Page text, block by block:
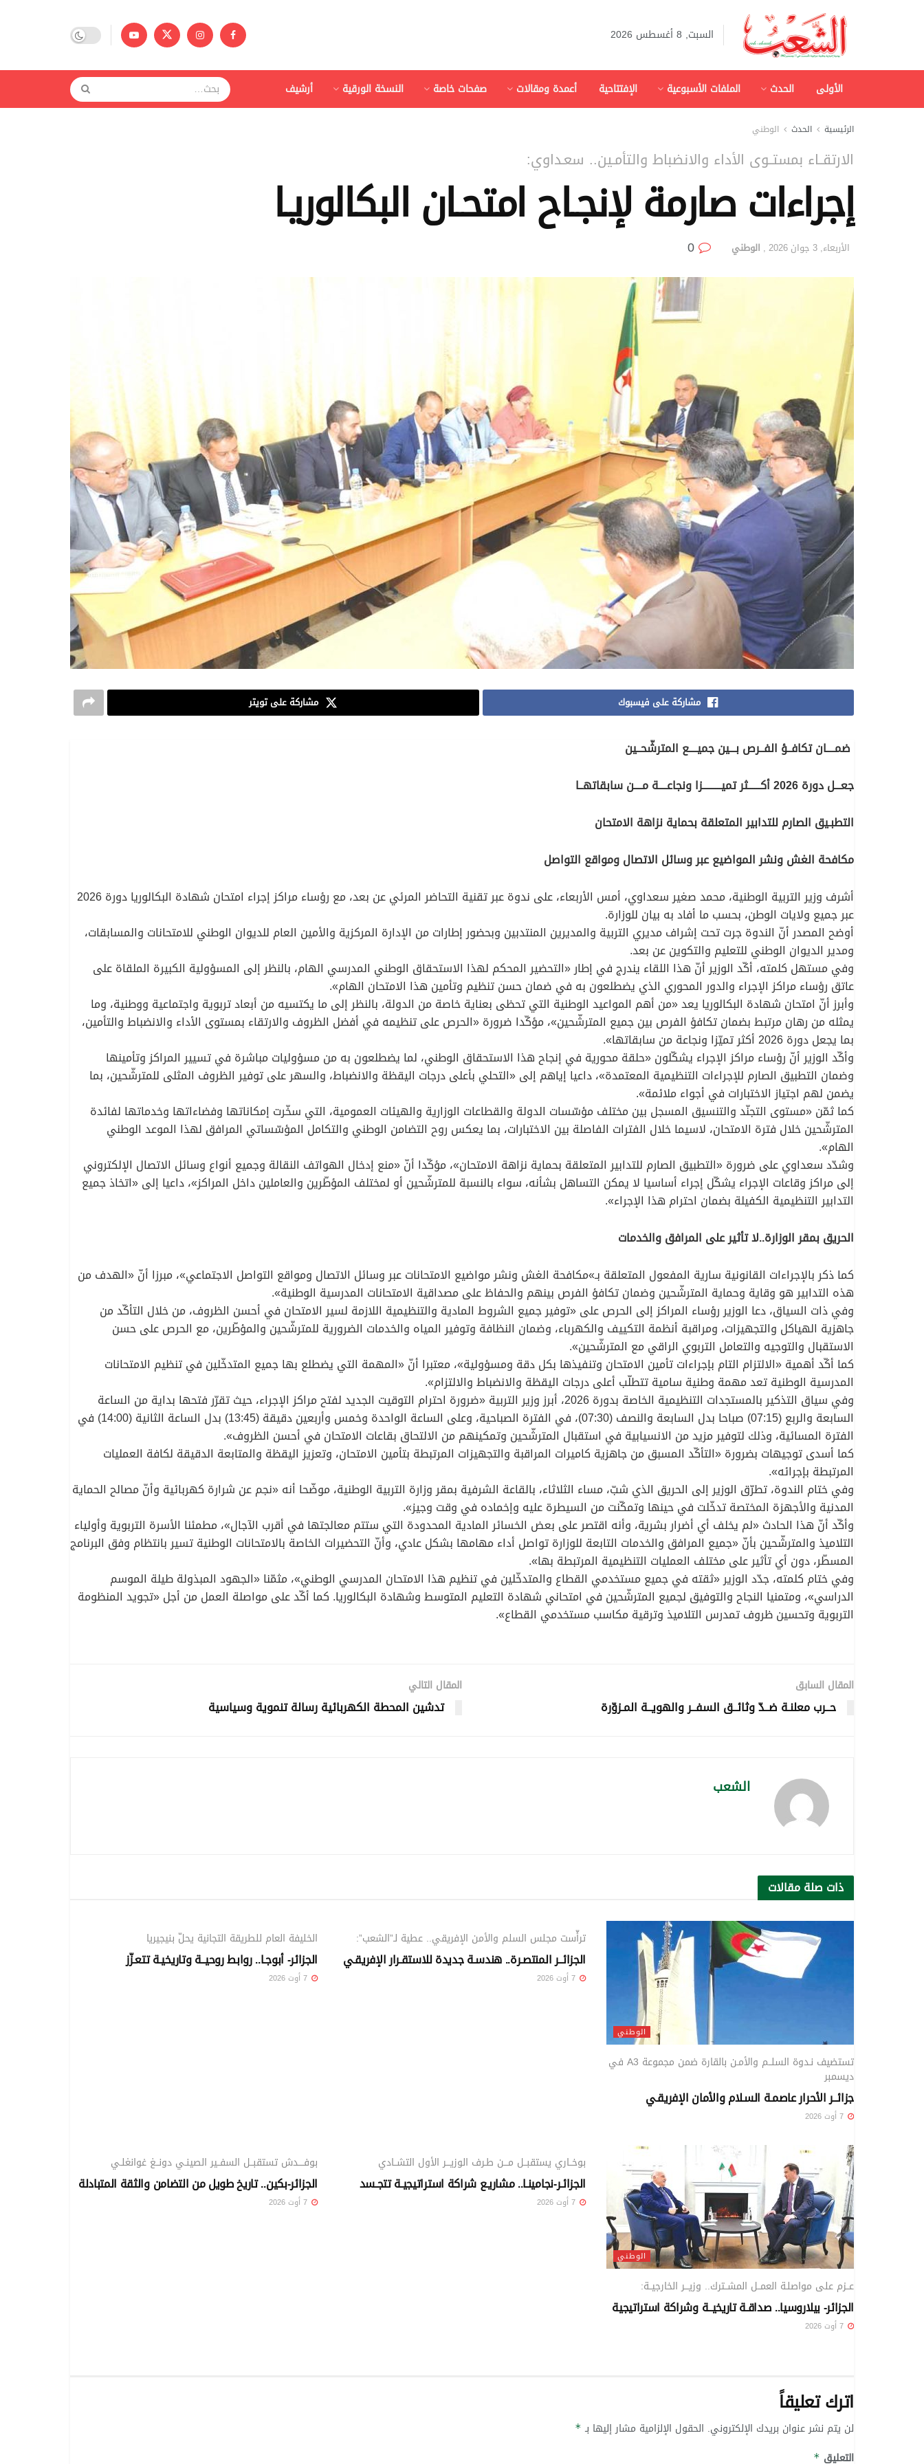
السبت, 8 أغسطس 2026
الأولى الحدث الملفات الأسبوعية الإفتتاحية أعمدة ومقالات صفحات خاصة النسخة الورقية أرشيف
الرئيسية الحدث الوطني
الارتقــاء بمستــوى الأداء والانضباط والتأمـين.. سعـداوي:
إجراءات صارمة لإنجـاح امتحـان البكالوريـا
الأربعاء, 3 جوان 2026 , الوطني
مشاركة على فيسبوك مشاركة على تويتر
ضمــــان تكافــؤ الفــرص بـــين جميــــع المترشّحــين
جعـــل دورة 2026 أكــــــثر تميـــــــــزا ونجاعــــة مــــن سابقاتهــا
التطبـيق الصارم للتدابير المتعلقة بحماية نزاهة الامتحان
مكافحة الغش ونشر المواضيع عبر وسائل الاتصال ومواقع التواصل
أشرف وزير التربية الوطنية، محمد صغير سعداوي، أمس الأربعاء، على ندوة عبر تقنية التحاضر المرئي عن بعد، مع رؤساء مراكز إجراء امتحان شهادة البكالوريا دورة 2026
عبر جميع ولايات الوطن، بحسب ما أفاد به بيان للوزارة.
أوضح المصدر أنّ الندوة جرت تحت إشراف مديري التربية والمديرين المنتدبين وبحضور إطارات من الإدارة المركزية والأمين العام للديوان الوطني للامتحانات والمسابقات،
ومدير الديوان الوطني للتعليم والتكوين عن بعد.
وفي مستهل كلمته، أكّد الوزير أنّ هذا اللقاء يندرج في إطار «التحضير المحكم لهذا الاستحقاق الوطني المدرسي الهام، بالنظر إلى المسؤولية الكبيرة الملقاة على
عاتق رؤساء مراكز الإجراء والدور المحوري الذي يضطلعون به في ضمان حسن تنظيم وتأمين هذا الامتحان الهام».
وأبرز أنّ امتحان شهادة البكالوريا يعد «من أهم المواعيد الوطنية التي تحظى بعناية خاصة من الدولة، بالنظر إلى ما يكتسيه من أبعاد تربوية واجتماعية ووطنية، وما
يمثله من رهان مرتبط بضمان تكافؤ الفرص بين جميع المترشّحين»، مؤكّدا ضرورة «الحرص على تنظيمه في أفضل الظروف والارتقاء بمستوى الأداء والانضباط والتأمين،
بما يجعل دورة 2026 أكثر تميّزا ونجاعة من سابقاتها».
وأكّد الوزير أنّ رؤساء مراكز الإجراء يشكّلون «حلقة محورية في إنجاح هذا الاستحقاق الوطني، لما يضطلعون به من مسؤوليات مباشرة في تسيير المراكز وتأمينها
وضمان التطبيق الصارم للإجراءات التنظيمية المعتمدة»، داعيا إياهم إلى «التحلي بأعلى درجات اليقظة والانضباط، والسهر على توفير الظروف المثلى للمترشّحين، بما
يضمن لهم اجتياز الاختبارات في أجواء ملائمة».
كما ثمّن «مستوى التجنّد والتنسيق المسجل بين مختلف مؤسّسات الدولة والقطاعات الوزارية والهيئات العمومية، التي سخّرت إمكاناتها وفضاءاتها وخدماتها لفائدة
المترشّحين خلال فترة الامتحان، لاسيما خلال الفترات الفاصلة بين الاختبارات، بما يعكس روح التضامن الوطني والتكامل المؤسّساتي المرافق لهذا الموعد الوطني
الهام».
وشدّد سعداوي على ضرورة «التطبيق الصارم للتدابير المتعلقة بحماية نزاهة الامتحان»، مؤكّدا أنّ «منع إدخال الهواتف النقالة وجميع أنواع وسائل الاتصال الإلكتروني
إلى مراكز وقاعات الإجراء يشكّل إجراء أساسيا لا يمكن التساهل بشأنه، سواء بالنسبة للمترشّحين أو لمختلف المؤطّرين والعاملين داخل المراكز»، داعيا إلى «اتخاذ جميع
التدابير التنظيمية الكفيلة بضمان احترام هذا الإجراء».
الحريق بمقر الوزارة..لا تأثير على المرافق والخدمات
كما ذكر بالإجراءات القانونية سارية المفعول المتعلقة بـ»مكافحة الغش ونشر مواضيع الامتحانات عبر وسائل الاتصال ومواقع التواصل الاجتماعي»، مبرزا أنّ «الهدف من
هذه التدابير هو وقاية وحماية المترشّحين وضمان تكافؤ الفرص بينهم والحفاظ على مصداقية الامتحانات المدرسية الوطنية».
وفي ذات السياق، دعا الوزير رؤساء المراكز إلى الحرص على «توفير جميع الشروط المادية والتنظيمية اللازمة لسير الامتحان في أحسن الظروف، من خلال التأكّد من
جاهزية الهياكل والتجهيزات، ومراقبة أنظمة التكييف والكهرباء، وضمان النظافة وتوفير المياه والخدمات الضرورية للمترشّحين والمؤطّرين، مع الحرص على حسن
الاستقبال والتوجيه والتعامل التربوي الراقي مع المترشّحين».
كما أكّد أهمية «الالتزام التام بإجراءات تأمين الامتحان وتنفيذها بكل دقة ومسؤولية»، معتبرا أنّ «المهمة التي يضطلع بها جميع المتدخّلين في تنظيم الامتحانات
المدرسية الوطنية تعد مهمة وطنية سامية تتطلّب أعلى درجات اليقظة والانضباط والالتزام».
وفي سياق التذكير بالمستجدات التنظيمية الخاصة بدورة 2026، أبرز وزير التربية «ضرورة احترام التوقيت الجديد لفتح مراكز الإجراء، حيث تقرّر فتحها بداية من الساعة
السابعة والربع (07:15) صباحا بدل السابعة والنصف (07:30)، في الفترة الصباحية، وعلى الساعة الواحدة وخمس وأربعين دقيقة (13:45) بدل الساعة الثانية (14:00) في
الفترة المسائية، وذلك لتوفير مزيد من الانسيابية في استقبال المترشّحين وتمكينهم من الالتحاق بقاعات الامتحان في أحسن الظروف».
كما أسدى توجيهات بضرورة «التأكّد المسبق من جاهزية كاميرات المراقبة والتجهيزات المرتبطة بتأمين الامتحان، وتعزيز اليقظة والمتابعة الدقيقة لكافة العمليات
المرتبطة بإجرائه».
وفي ختام الندوة، تطرّق الوزير إلى الحريق الذي شبّ، مساء الثلاثاء، بالقاعة الشرفية بمقر وزارة التربية الوطنية، موضّحا أنه «نجم عن شرارة كهربائية وأنّ مصالح الحماية
المدنية والأجهزة المختصة تدخّلت في حينها وتمكّنت من السيطرة عليه وإخماده في وقت وجيز».
وأكّد أنّ هذا الحادث «لم يخلف أي أضرار بشرية، وأنه اقتصر على بعض الخسائر المادية المحدودة التي ستتم معالجتها في أقرب الآجال»، مطمئنا الأسرة التربوية وأولياء
التلاميذ والمترشّحين بأنّ «جميع المرافق والخدمات التابعة للوزارة تواصل أداء مهامها بشكل عادي، وأنّ التحضيرات الخاصة بالامتحانات الوطنية تسير بانتظام وفق البرنامج
المسطّر، دون أي تأثير على مختلف العمليات التنظيمية المرتبطة بها».
وفي ختام كلمته، جدّد الوزير «ثقته في جميع مستخدمي القطاع والمتدخّلين في تنظيم هذا الامتحان المدرسي الوطني»، مثمّنا «الجهود المبذولة طيلة الموسم
الدراسي»، ومتمنيا النجاح والتوفيق لجميع المترشّحين في امتحاني شهادة التعليم المتوسط وشهادة البكالوريا. كما أكّد على مواصلة العمل من أجل «تجويد المنظومة
التربوية وتحسين ظروف تمدرس التلاميذ وترقية مكاسب مستخدمي القطاع».
المقال السابق
حــرب معلنـة ضــدّ وثائــق السفــر والهويــة المـزوّرة
المقال التالي
تدشين المحطة الكهربائية رسالة تنموية وسياسية
الشعب
ذات صلةمقالات
الوطني
تستضيف نـدوة السلــم والأمـن بالقارة ضمن مجموعة A3 في
ديسمبر
جزائــر الأحرار عاصمـة السـلام والأمان الإفريقـي
ترأّست مجلس السلم والأمن الإفريقي.. عطية لـ”الشعب”:
الجزائــر المنتصـرة.. هندسـة جديدة للاستقـرار الإفريقـي
الخليفة العام للطريقة التجانية يحلّ بنيجيريا
الجزائر- أبوجـا.. روابط روحيــة وتاريخيـة تتعـزّز
الوطني
عــزم على مواصلـة العمــل المشــترك.. وزيـــر الخارجيــة:
الجزائر- بيلاروسيا.. صداقـة تاريخيــة وشراكة استراتيجية
بوخــاري يستقبــل مـــن طـرف الوزيـــر الأول التشــادي
الجزائـر-نجامينـا.. مشاريـع شراكة استراتيجيـة تتجـسد
بوفــــدش تستقبــل السفــير الصينـي دونــغ غوانغلـي
الجزائر-بكين.. تاريخ طويل من التضامن والثقة المتبادلة
اترك تعليقاً
لن يتم نشر عنوان بريدك الإلكتروني. الحقول الإلزامية مشار إليها بـ *
التعليق *